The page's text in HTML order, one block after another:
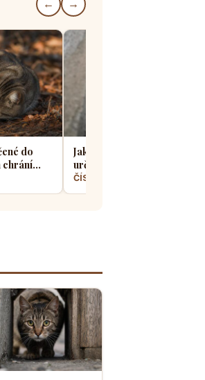
← →
do
chrání
Jak kočičí vousky pomáhají
určit zda se kočka vejde do
úzkého otvoru
ČÍST VÍCE →